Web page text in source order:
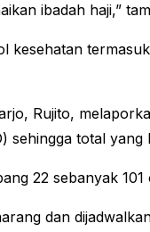
ibadah haji,”
Rujito,
sehingga total
22 sebanyak
dan